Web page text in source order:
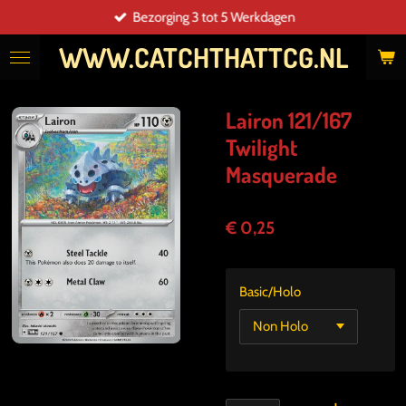
direct
naar
WWW.CATCHTHATTCG.NL
Bezorging 3 tot 5 Werkdagen
Lairon 121/167
Twilight
Masquerade
€ 0,25
Basic/Holo